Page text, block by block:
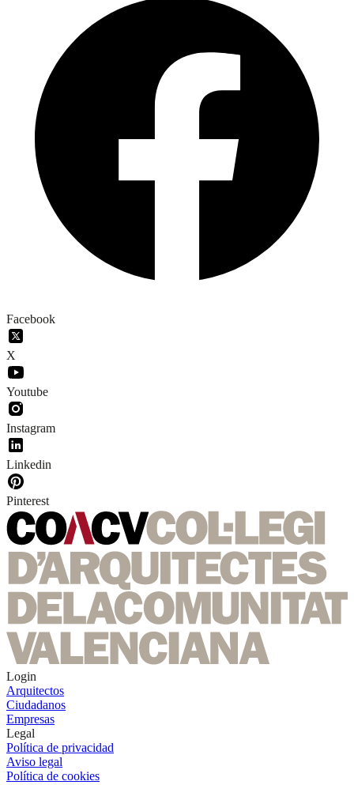
Facebook
X
Youtube
Instagram
Linkedin
Pinterest
Login
Arquitectos
Ciudadanos
Empresas
Legal
Política de privacidad
Aviso legal
Política de cookies